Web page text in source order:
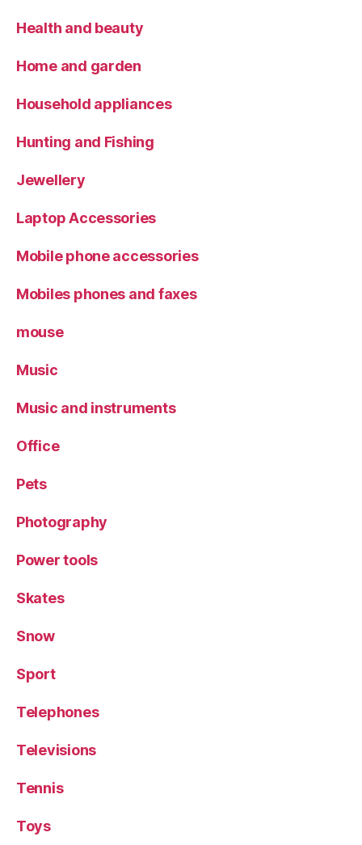
Health and beauty
Home and garden
Household appliances
Hunting and Fishing
Jewellery
Laptop Accessories
Mobile phone accessories
Mobiles phones and faxes
mouse
Music
Music and instruments
Office
Pets
Photography
Power tools
Skates
Snow
Sport
Telephones
Televisions
Tennis
Toys